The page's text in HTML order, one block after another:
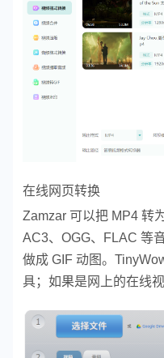
在线网页转换
Zamzar 可以把 MP4 转
AC3、OGG、FLAC 等
做成 GIF 动图。
具；如果是网上的在线